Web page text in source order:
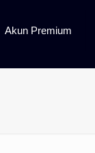
Akun Premium